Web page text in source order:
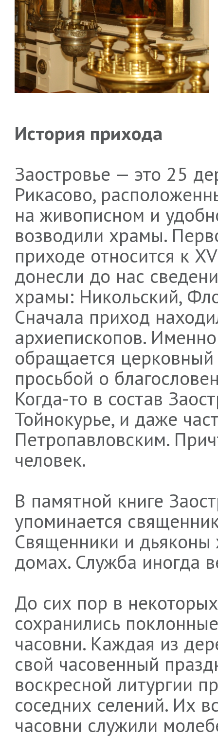
История прихода
Заостровье — это 25
Рикасово,
на живописном и
возводили храмы.
приходе относится к
донесли до нас
храмы: Никольский,
Сначала приход
архиепископов.
обращается
просьбой о
Когда-то в состав
Тойнокурье, и даже
Петропавловским.
человек.
В памятной книге
упоминается
Священники и
домах. Служба иногда
До сих пор в
сохранились
часовни. Каждая из
свой часовенный
воскресной литургии
соседних селений. Их
часовни служили